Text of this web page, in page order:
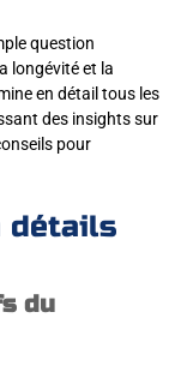
question
longévité et la
en détail tous les
des insights sur
pour
détails
du